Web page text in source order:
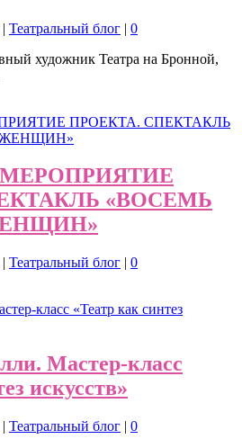
| Театральный блог | 0
художник Театра на Бронной,
«ВОСЕМЬ
| Театральный блог | 0
Мастер-класс
искусств»
| Театральный блог | 0